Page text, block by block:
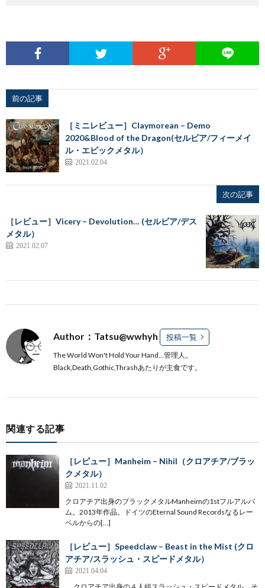
前の記事
［ミニレビュー］Claymorean – Demo
2020&Blood of the Dragon(セルビア/フィーメイ
ル・エピックメタル）
2021.02.04
次の記事
［レビュー］Vicery – Devolution… (セルビア/デス
メタル）
2021.02.07
Author：Tatsu@wwhyh 投稿一覧
The World Won't Hold Your Hand...管理人。
Black,Death,Gothic,Thrashあたりが主食です。
関連する記事
［レビュー］Manheim – Nihil（クロアチア/ブラッ
クメタル）
2021.11.02
クロアチア出身のブラックメタルManheimの1stフルアルバ
ム。2013年作品。ドイツのEternal Sound Recordsなるレー
ベルからの[…]
［レビュー］Speedclaw – Beast in the Mist (クロ
アチア/スラッシュ・スピードメタル）
2021.04.04